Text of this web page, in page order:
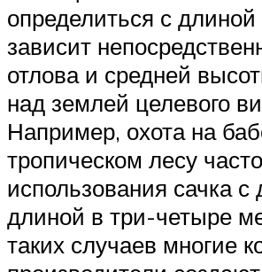
определиться с
зависит
отлова и средней
над землей целевого
Например, охота на
тропическом лесу
использования сачка с
длиной в три-четыре
таких случаев многие